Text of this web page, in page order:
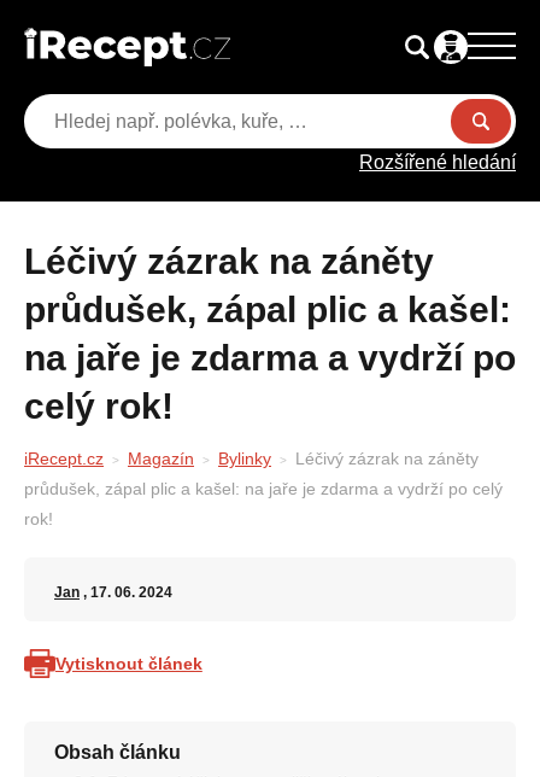
Rozšířené hledání
Léčivý zázrak na záněty
průdušek, zápal plic a kašel:
na jaře je zdarma a vydrží po
celý rok!
iRecept.cz Magazín Bylinky
Léčivý zázrak na záněty
průdušek, zápal plic a kašel: na jaře je zdarma a vydrží po celý
rok!
Jan , 17. 06. 2024
Vytisknout článek
Obsah článku